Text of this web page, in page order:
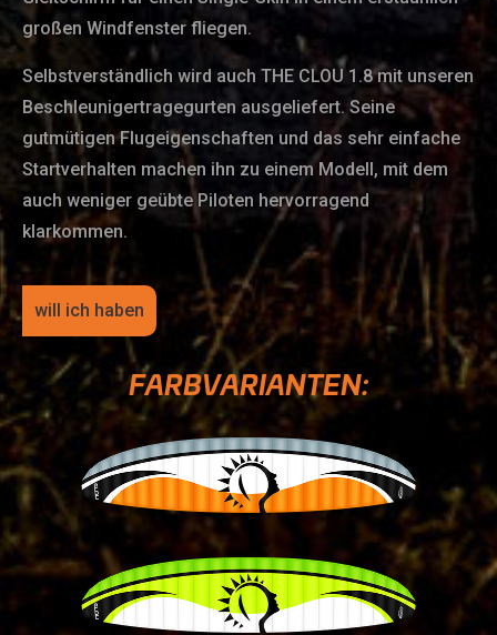
großen Windfenster fliegen.
Selbstverständlich wird auch THE CLOU 1.8 mit unseren
Beschleunigertragegurten ausgeliefert. Seine
gutmütigen Flugeigenschaften und das sehr einfache
Startverhalten machen ihn zu einem Modell, mit dem
auch weniger geübte Piloten hervorragend
klarkommen.
will ich haben
FARBVARIANTEN: